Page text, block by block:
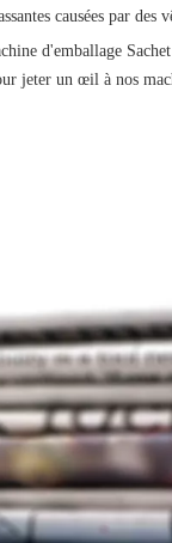
causées par des
d'emballage
jeter un œil à nos